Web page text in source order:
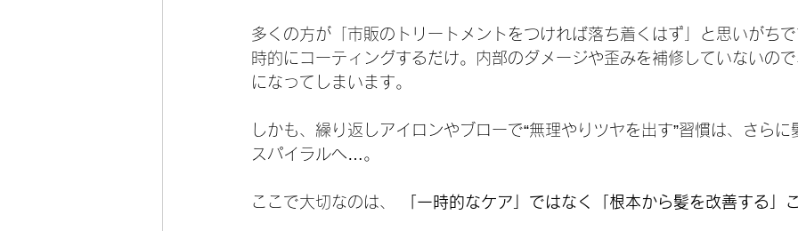
多くの方が「市販のトリートメントをつければ落ち着くはず」と思いがち
時的にコーティングするだけ。内部のダメージや歪みを補修していないの
になってしまいます。
しかも、繰り返しアイロンやブローで“無理やりツヤを出す”習慣は、さらに
スパイラルへ…。
ここで大切なのは、 「一時的なケア」ではなく「根本から髪を改善する」